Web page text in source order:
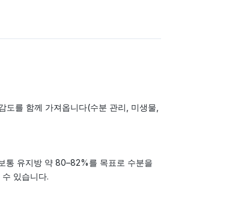
를 함께 가져옵니다(수분 관리, 미생물,
통 유지방 약 80–82%를 목표로 수분을
있습니다.